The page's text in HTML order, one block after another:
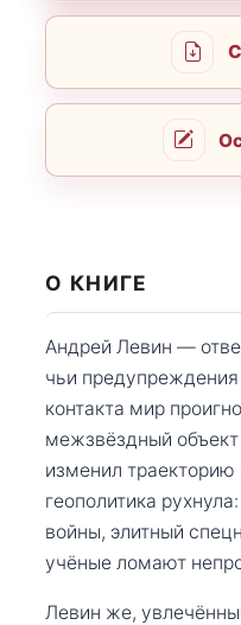
О КНИГЕ
Андрей Левин —
чьи
контакта мир
межзвёздный
изменил траекторию
геополитика
войны, элитный
учёные ломают
Левин же,